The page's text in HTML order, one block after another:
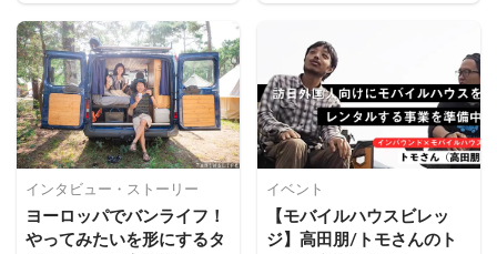
インタビュー・ストーリー
ヨーロッパでバンライフ！
やってみたいを形にするタ
イベント
【モバイルハウスビレッ
ジ】高田朋/トモさんのト